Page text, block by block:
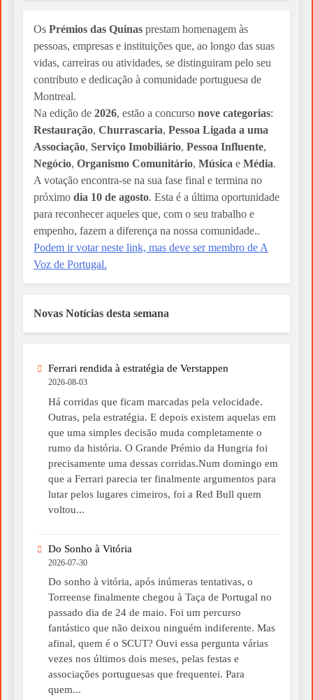
Os Prémios das Quinas prestam homenagem às
pessoas, empresas e instituições que, ao longo das suas
vidas, carreiras ou atividades, se distinguiram pelo seu
contributo e dedicação à comunidade portuguesa de
Montreal.
Na edição de 2026, estão a concurso nove categorias:
Restauração, Churrascaria, Pessoa Ligada a uma
Associação, Serviço Imobiliário, Pessoa Influente,
Negócio, Organismo Comunitário, Música e Média.
A votação encontra-se na sua fase final e termina no
próximo dia 10 de agosto. Esta é a última oportunidade
para reconhecer aqueles que, com o seu trabalho e
empenho, fazem a diferença na nossa comunidade..
Podem ir votar neste link, mas deve ser membro de A
Voz de Portugal.
Novas Notícias desta semana
Ferrari rendida à estratégia de Verstappen
2026-08-03
Há corridas que ficam marcadas pela velocidade.
Outras, pela estratégia. E depois existem aquelas em
que uma simples decisão muda completamente o
rumo da história. O Grande Prémio da Hungria foi
precisamente uma dessas corridas.Num domingo em
que a Ferrari parecia ter finalmente argumentos para
lutar pelos lugares cimeiros, foi a Red Bull quem
voltou...
Do Sonho à Vitória
2026-07-30
Do sonho à vitória, após inúmeras tentativas, o
Torreense finalmente chegou à Taça de Portugal no
passado dia de 24 de maio. Foi um percurso
fantástico que não deixou ninguém indiferente. Mas
afinal, quem é o SCUT? Ouvi essa pergunta várias
vezes nos últimos dois meses, pelas festas e
associações portuguesas que frequentei. Para
quem...